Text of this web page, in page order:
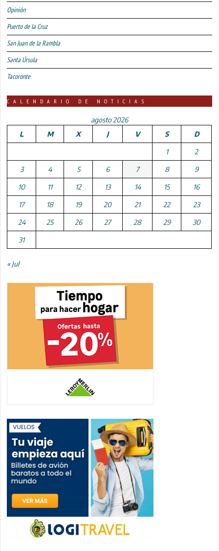
Opinión
Puerto de la Cruz
San Juan de la Rambla
Santa Úrsula
Tacoronte
CALENDARIO DE NOTICIAS
agosto 2026
L
M X J V S D
1 2
3 4 5 6 7 8 9
10 11 12 13 14 15 16
17 18 19 20 21 22 23
24 25 26 27 28 29 30
31
« Jul